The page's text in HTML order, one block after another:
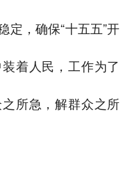
定，确保“十五五”开
着人民，工作为了
所急，解群众之所